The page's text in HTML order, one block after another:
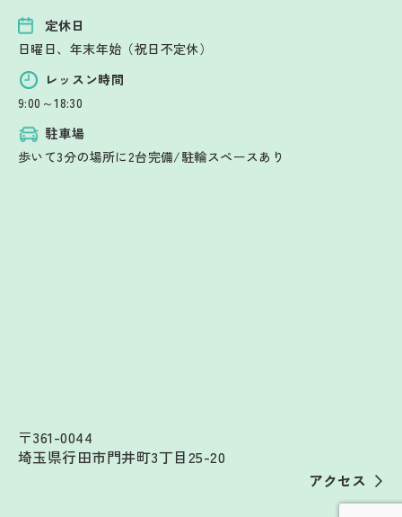
定休日
日曜日、年末年始（祝日不定休）
レッスン時間
9:00～18:30
駐車場
歩いて3分の場所に2台完備/駐輪スペースあり
〒361-0044
埼玉県行田市門井町3丁目25-20
アクセス